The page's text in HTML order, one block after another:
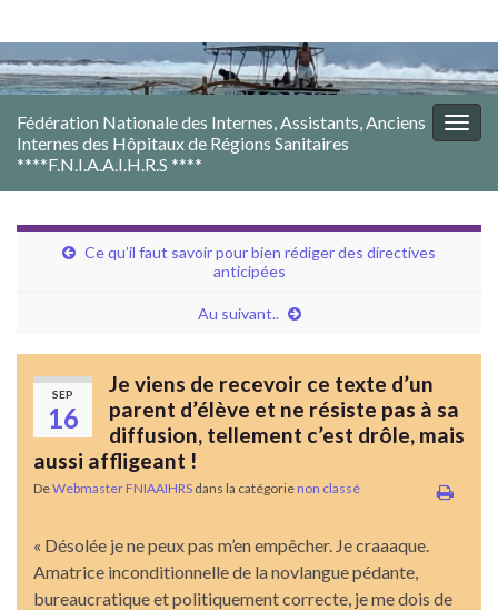
Fédération Nationale des Internes, Assistants, Anciens
Internes des Hôpitaux de Régions Sanitaires
****F.N.I.A.A.I.H.R.S ****
Ce qu’il faut savoir pour bien rédiger des directives
anticipées
Au suivant..
SEP
16
Je viens de recevoir ce texte d’un
parent d’élève et ne résiste pas à sa
diffusion, tellement c’est drôle, mais
aussi affligeant !
DeWebmaster FNIAAIHRS dans la catégorie non classé
« Désolée je ne peux pas m’en empêcher. Je craaaque.
Amatrice inconditionnelle de la novlangue pédante,
bureaucratique et politiquement correcte, je me dois de